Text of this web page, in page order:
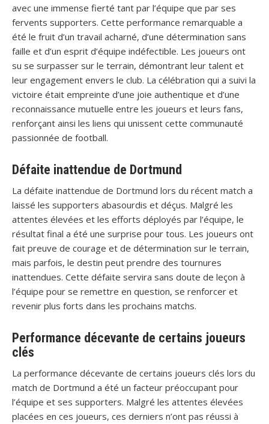
avec une immense fierté tant par l’équipe que par ses
fervents supporters. Cette performance remarquable a
été le fruit d’un travail acharné, d’une détermination sans
faille et d’un esprit d’équipe indéfectible. Les joueurs ont
su se surpasser sur le terrain, démontrant leur talent et
leur engagement envers le club. La célébration qui a suivi la
victoire était empreinte d’une joie authentique et d’une
reconnaissance mutuelle entre les joueurs et leurs fans,
renforçant ainsi les liens qui unissent cette communauté
passionnée de football.
Défaite inattendue de Dortmund
La défaite inattendue de Dortmund lors du récent match a
laissé les supporters abasourdis et déçus. Malgré les
attentes élevées et les efforts déployés par l’équipe, le
résultat final a été une surprise pour tous. Les joueurs ont
fait preuve de courage et de détermination sur le terrain,
mais parfois, le destin peut prendre des tournures
inattendues. Cette défaite servira sans doute de leçon à
l’équipe pour se remettre en question, se renforcer et
revenir plus forts dans les prochains matchs.
Performance décevante de certains joueurs
clés
La performance décevante de certains joueurs clés lors du
match de Dortmund a été un facteur préoccupant pour
l’équipe et ses supporters. Malgré les attentes élevées
placées en ces joueurs, ces derniers n’ont pas réussi à